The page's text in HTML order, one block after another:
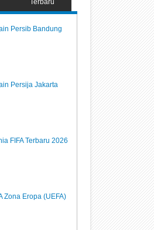
Terbaru
Persib Bandung
Persija Jakarta
FIFA Terbaru 2026
Zona Eropa (UEFA)